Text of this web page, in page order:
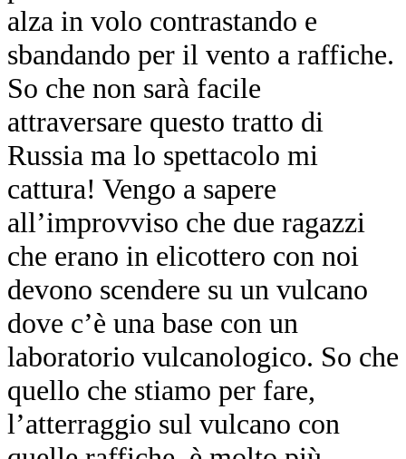
alza in volo contrastando e
sbandando per il vento a raffiche.
So che non sarà facile
attraversare questo tratto di
Russia ma lo spettacolo mi
cattura! Vengo a sapere
all’improvviso che due ragazzi
che erano in elicottero con noi
devono scendere su un vulcano
dove c’è una base con un
laboratorio vulcanologico. So che
quello che stiamo per fare,
l’atterraggio sul vulcano con